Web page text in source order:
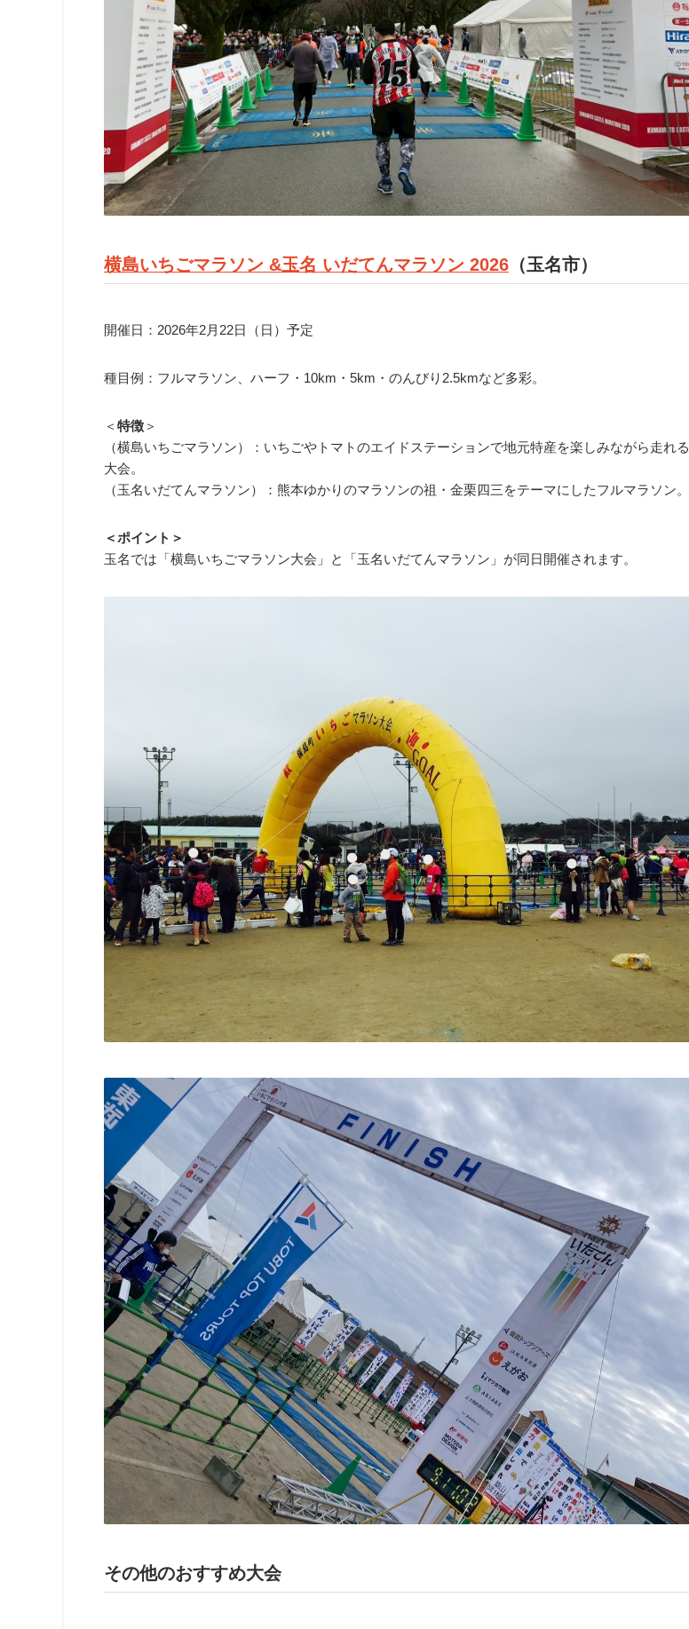
横島いちごマラソン &玉名 いだてんマラソン 2026 （玉名市）
開催日：2026年2月22日（日）予定
種目例：フルマラソン、ハーフ・10km・5km・のんびり2.5kmなど多彩。
＜特徴＞
（横島いちごマラソン）：いちごやトマトのエイドステーションで地元特産を楽しみながら走れる
大会。
（玉名いだてんマラソン）：熊本ゆかりのマラソンの祖・金栗四三をテーマにしたフルマラソン。
＜ポイント＞
玉名では「横島いちごマラソン大会」と「玉名いだてんマラソン」が同日開催されます。
その他のおすすめ大会